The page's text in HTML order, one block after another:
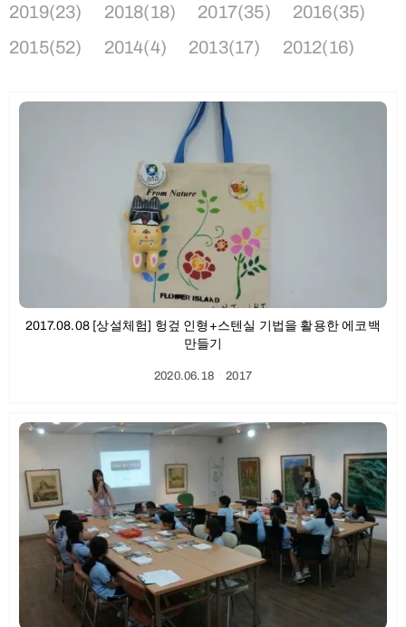
2019(23)
2018(18) 2017(35)
2016(35)
2015(52)
2014(4) 2013(17) 2012(16)
2017.08.08 [상설체험] 헝겊 인형+스텐실 기법을 활용한 에코백
만들기
2020.06.18ㆍ2017